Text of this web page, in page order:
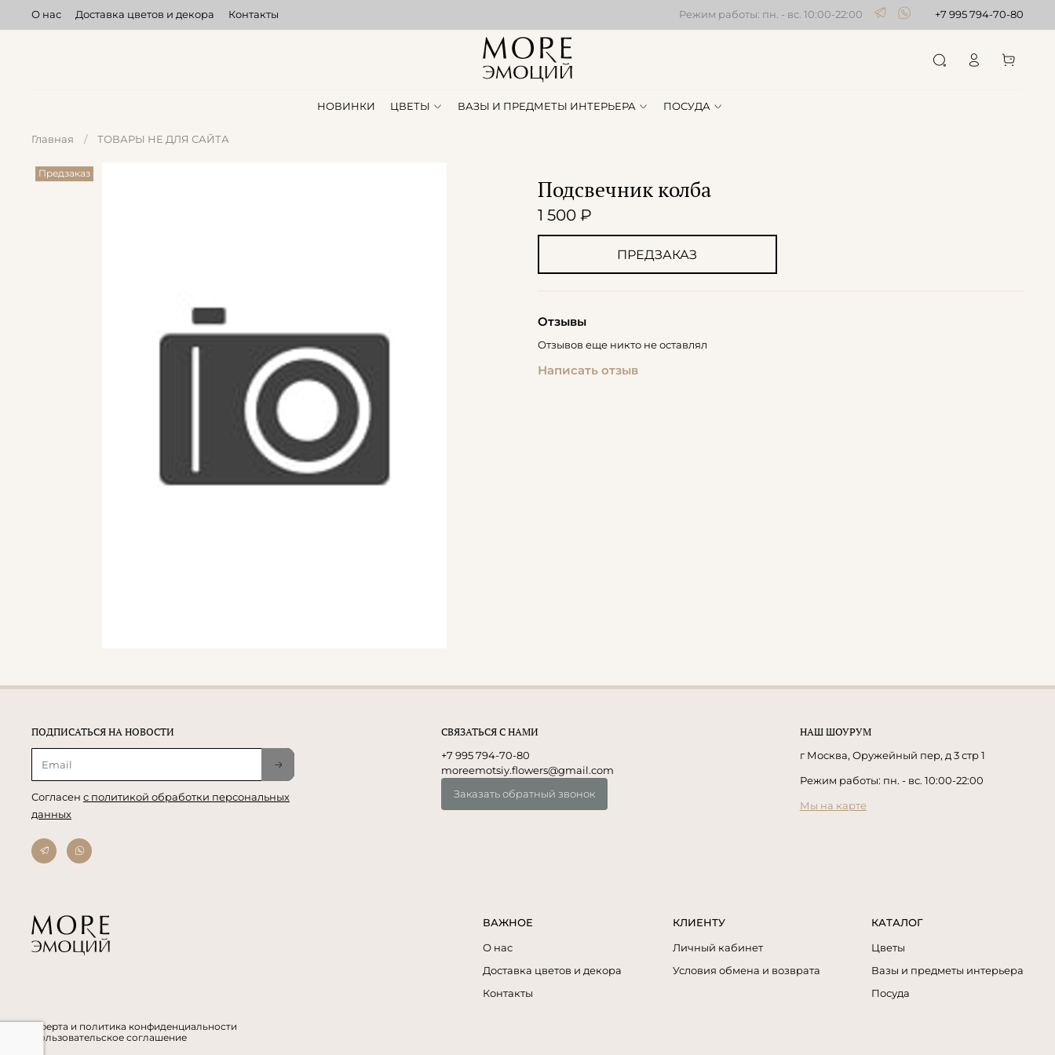
О нас Доставка цветов и декора Контакты Режим работы: пн. - вс. 10:00-22:00 +7 995 794-70-80
НОВИНКИ ЦВЕТЫ ВАЗЫ И ПРЕДМЕТЫ ИНТЕРЬЕРА ПОСУДА
Главная ТОВАРЫ НЕ ДЛЯ САЙТА
Предзаказ
Подсвечник колба
1 500 ₽
ПРЕДЗАКАЗ
Отзывы
Отзывов еще никто не оставлял
Написать отзыв
ПОДПИСАТЬСЯ НА НОВОСТИ
Согласен с политикой обработки персональных
данных
СВЯЗАТЬСЯ С НАМИ
+7 995 794-70-80
moreemotsiy.flowers@gmail.com
Заказать обратный звонок
НАШ ШОУРУМ
г Москва, Оружейный пер, д 3 стр 1
Режим работы: пн. - вс. 10:00-22:00
Мы на карте
ВАЖНОЕ
О нас
Доставка цветов и декора
Контакты
КЛИЕНТУ
Личный кабинет
Условия обмена и возврата
КАТАЛОГ
Цветы
Вазы и предметы интерьера
Посуда
Оферта и политика конфиденциальности
Пользовательское соглашение